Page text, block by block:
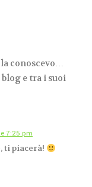
conoscevo…
e tra i suoi
7:25 pm
ti piacerà!